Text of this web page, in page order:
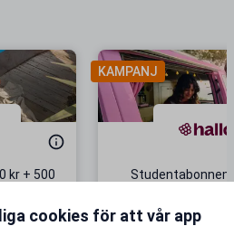
kr + 500
KAMPANJ
+ 20 GB
cookies för att vår app